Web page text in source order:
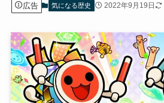
広告 気になる歴史 2022年9月19日